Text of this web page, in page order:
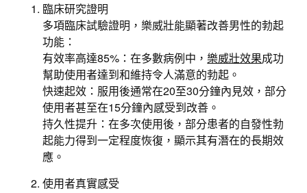
臨床研究證明
多項臨床試驗證明，樂威壯能顯著改善男性的勃起
功能：
有效率高達85%：在多數病例中，樂威壯效果成功
幫助使用者達到和維持令人滿意的勃起。
快速起效：服用後通常在20至30分鐘內見效，部分
使用者甚至在15分鐘內感受到改善。
持久性提升：在多次使用後，部分患者的自發性勃
起能力得到一定程度恢復，顯示其有潛在的長期效
應。
使用者真實感受